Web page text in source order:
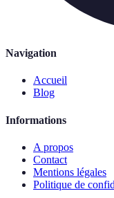
Navigation
Accueil
Blog
Informations
A propos
Contact
Mentions légales
Politique de